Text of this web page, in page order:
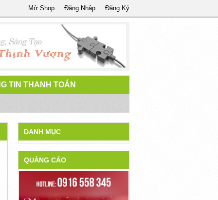
Đăng Ký
Đăng Nhập
Mở Shop
TIN THANH TOÁN
DANH MỤC
QUẢNG CÁO